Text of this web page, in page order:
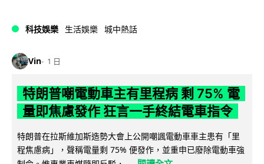
科技娛樂 生活娛樂 城中熱話
Vin 1 日
特朗普嘲電動車主有里程病 剩 75% 電
量即焦慮發作 狂言一手終結電車指令
特朗普在拉斯維加斯造勢大會上公開嘲諷電動車車主患有「里
程焦慮病」，聲稱電量剩 75% 便發作，並重申已廢除電動車強